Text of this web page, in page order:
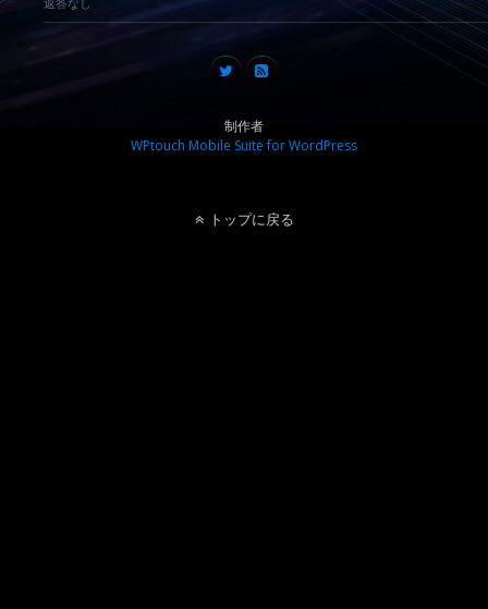
制作者
WPtouch Mobile Suite for WordPress
トップに戻る